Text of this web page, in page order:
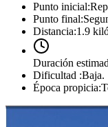
Punto inicial:
Punto final:
Distancia:1.9
Duración
Dificultad :Baja.
Época propicia: